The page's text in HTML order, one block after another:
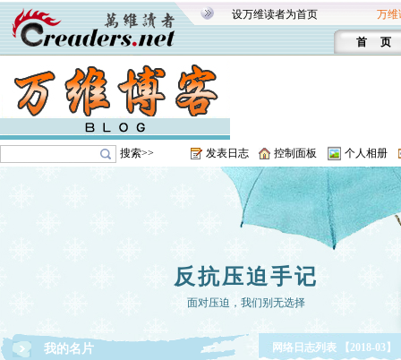
设万维读者为首页 万维
首 页
搜索>> 发表日志 控制面板 个人相册
反抗压迫手记
面对压迫，我们别无选择
我的名片 网络日志列表 【2018-03】